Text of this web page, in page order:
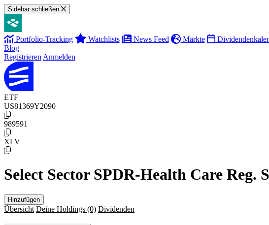
Sidebar schließen
Portfolio-Tracking Watchlists News Feed Märkte
Blog
Registrieren Anmelden
ETF
US81369Y2090
989591
XLV
Select Sector SPDR-Health Care Reg.
Hinzufügen
Übersicht Deine Holdings (0) Dividenden